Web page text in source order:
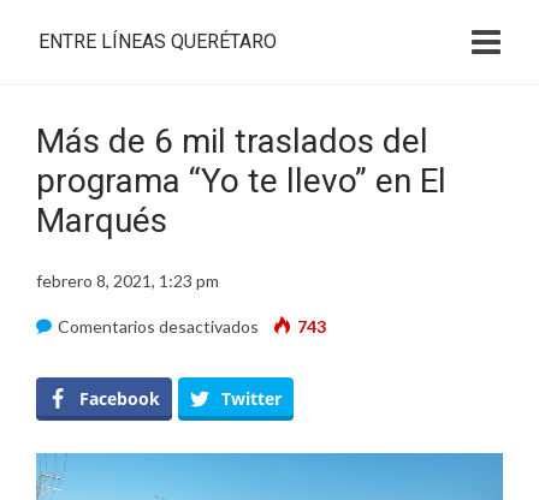
ENTRE LÍNEAS QUERÉTARO
Más de 6 mil traslados del
programa “Yo te llevo” en El
Marqués
febrero 8, 2021, 1:23 pm
Comentarios desactivados en
de
6
mil
743
Facebook Twitter